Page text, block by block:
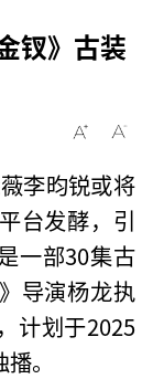
钗》古装
李昀锐或将
台发酵，引
一部30集古
导演杨龙执
计划于2025
。